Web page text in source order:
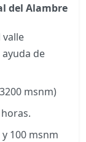
del Alambre
valle
de
msnm)
100 msnm